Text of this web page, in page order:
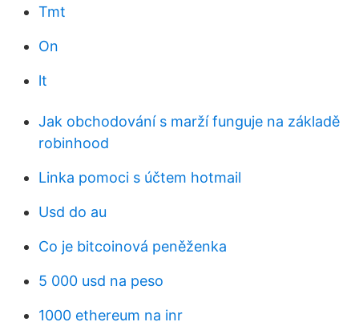
Tmt
On
lt
Jak obchodování s marží funguje na základě
robinhood
Linka pomoci s účtem hotmail
Usd do au
Co je bitcoinová peněženka
5 000 usd na peso
1000 ethereum na inr